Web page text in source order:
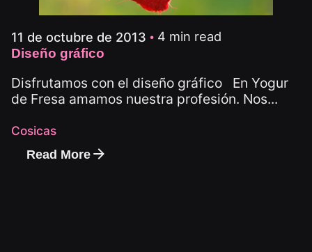
11 de octubre de 2013 4 min read
Diseño gráfico
Disfrutamos con el diseño gráfico En Yogur
de Fresa amamos nuestra profesión. Nos...
Cosicas
Read More